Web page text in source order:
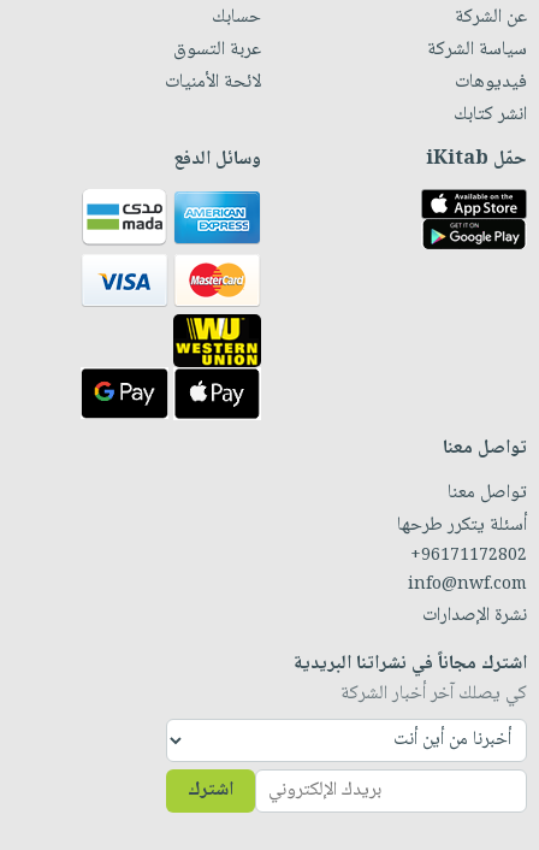
عن الشركة
سياسة الشركة
فيديوهات
انشر كتابك
حسابك
عربة التسوق
لائحة الأمنيات
حمّل iKitab وسائل الدفع
تواصل معنا
تواصل معنا
أسئلة يتكرر طرحها
+96171172802
info@nwf.com
نشرة الإصدارات
اشترك مجاناً في نشراتنا البريدية
كي يصلك آخر أخبار الشركة
اشترك